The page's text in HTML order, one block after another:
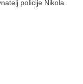
policije Nikola